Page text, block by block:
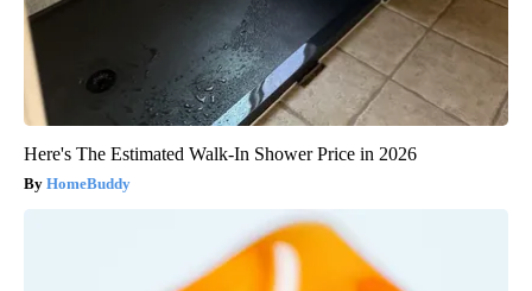
Here's The Estimated Walk-In Shower Price in 2026
HomeBuddy